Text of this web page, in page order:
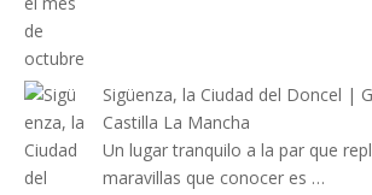
Sigüenza, la Ciudad del Doncel |
Castilla La Mancha
Un lugar tranquilo a la par que
maravillas que conocer es …